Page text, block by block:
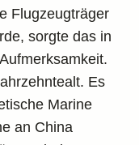
Flugzeugträger
sorgte das in
Es
Marine
an China